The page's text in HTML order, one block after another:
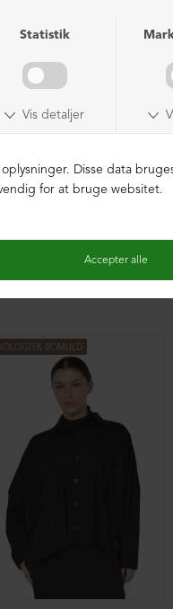
bluse med plisse
1.599,00
BOMULD